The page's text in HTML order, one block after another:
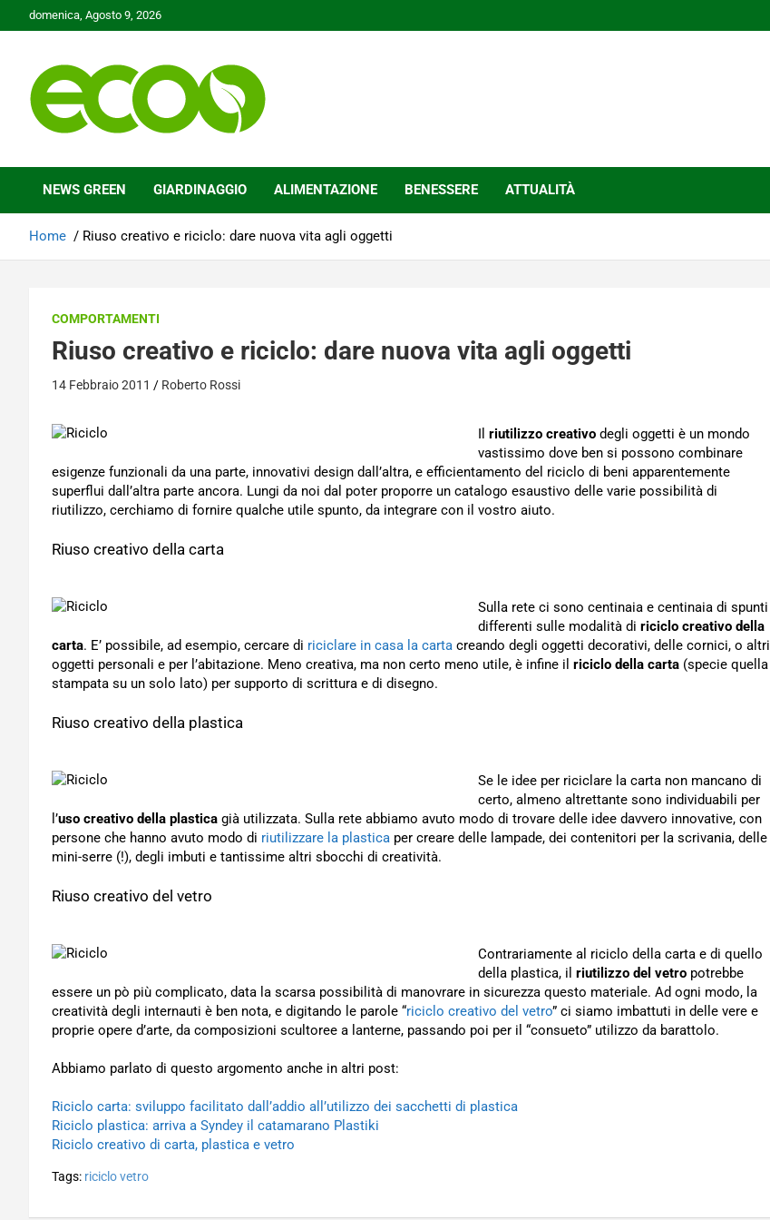
to
domenica, Agosto 9, 2026
Ecoo.it
NEWS GREEN GIARDINAGGIO ALIMENTAZIONE BENESSERE ATTUALITÀ
Home Riuso creativo e riciclo: dare nuova vita agli oggetti
COMPORTAMENTI
Riuso creativo e riciclo: dare nuova vita agli oggetti
14 Febbraio 2011 Roberto Rossi
Il riutilizzo creativo degli oggetti è un mondo
vastissimo dove ben si possono combinare
esigenze funzionali da una parte, innovativi design dall’altra, e efficientamento del riciclo di beni apparentemente
superflui dall’altra parte ancora. Lungi da noi dal poter proporre un catalogo esaustivo delle varie possibilità di
riutilizzo, cerchiamo di fornire qualche utile spunto, da integrare con il vostro aiuto.
Riuso creativo della carta
Sulla rete ci sono centinaia e centinaia di spunti
differenti sulle modalità di riciclo creativo della
carta. E’ possibile, ad esempio, cercare di riciclare in casa la carta creando degli oggetti decorativi, delle cornici, o altri
oggetti personali e per l’abitazione. Meno creativa, ma non certo meno utile, è infine il riciclo della carta (specie quella
stampata su un solo lato) per supporto di scrittura e di disegno.
Riuso creativo della plastica
Se le idee per riciclare la carta non mancano di
certo, almeno altrettante sono individuabili per
l’uso creativo della plastica già utilizzata. Sulla rete abbiamo avuto modo di trovare delle idee davvero innovative, con
persone che hanno avuto modo di riutilizzare la plastica per creare delle lampade, dei contenitori per la scrivania, delle
mini-serre (!), degli imbuti e tantissime altri sbocchi di creatività.
Riuso creativo del vetro
Contrariamente al riciclo della carta e di quello
della plastica, il riutilizzo del vetro potrebbe
essere un pò più complicato, data la scarsa possibilità di manovrare in sicurezza questo materiale. Ad ogni modo, la
creatività degli internauti è ben nota, e digitando le parole “riciclo creativo del vetro” ci siamo imbattuti in delle vere e
proprie opere d’arte, da composizioni scultoree a lanterne, passando poi per il “consueto” utilizzo da barattolo.
Abbiamo parlato di questo argomento anche in altri post:
Riciclo carta: sviluppo facilitato dall’addio all’utilizzo dei sacchetti di plastica
Riciclo plastica: arriva a Syndey il catamarano Plastiki
Riciclo creativo di carta, plastica e vetro
Tags: riciclo vetro